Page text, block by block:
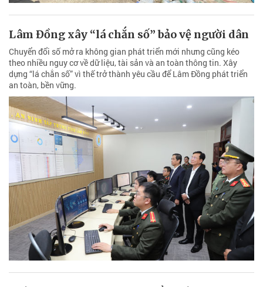
Lâm Đồng xây “lá chắn số” bảo vệ người dân
Chuyển đổi số mở ra không gian phát triển mới nhưng cũng kéo
theo nhiều nguy cơ về dữ liệu, tài sản và an toàn thông tin. Xây
dựng “lá chắn số” vì thế trở thành yêu cầu để Lâm Đồng phát triển
an toàn, bền vững.